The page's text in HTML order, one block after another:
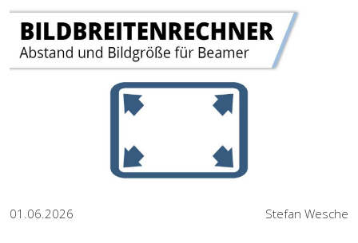
01.06.2026 Stefan Wesche